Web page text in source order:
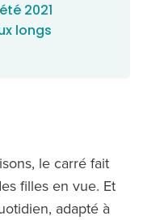
2021
longs
le carré fait
filles en vue. Et
adapté à